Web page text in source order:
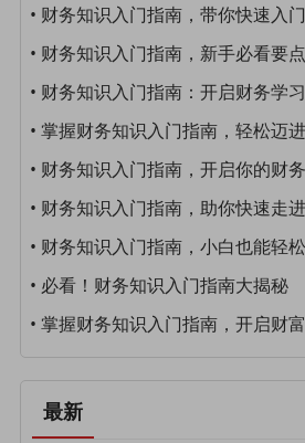
• 财务知识入门指南，带你快速入门
• 财务知识入门指南，新手必看要点
• 财务知识入门指南：开启财务学
• 掌握财务知识入门指南，轻松迈
• 财务知识入门指南，开启你的财
• 财务知识入门指南，助你快速走
• 财务知识入门指南，小白也能轻
• 必看！财务知识入门指南大揭秘
• 掌握财务知识入门指南，开启财
最新